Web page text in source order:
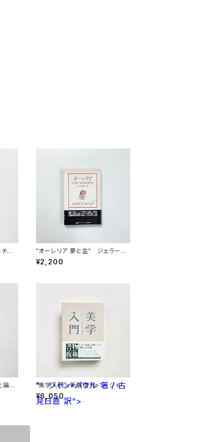
ュ
"オーレリア 夢と生" ジェラール・
ド・ネルヴァル 著 / 篠田知和基 訳
¥2,200
" ス
著
" ジャン・パウル 著 / 古
見日嘉 訳">
"美学入門 <新装復刊>" ジャン・
パウル 著 / 古見日嘉 訳
¥6,050